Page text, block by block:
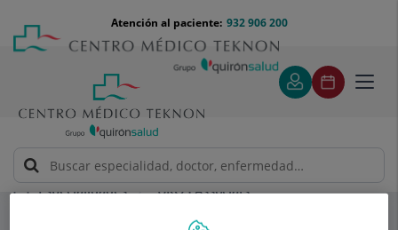
contenido
Menú
teléfono
cabecera
932 906 200
Atención al paciente:
Especialidades
UROS Associats